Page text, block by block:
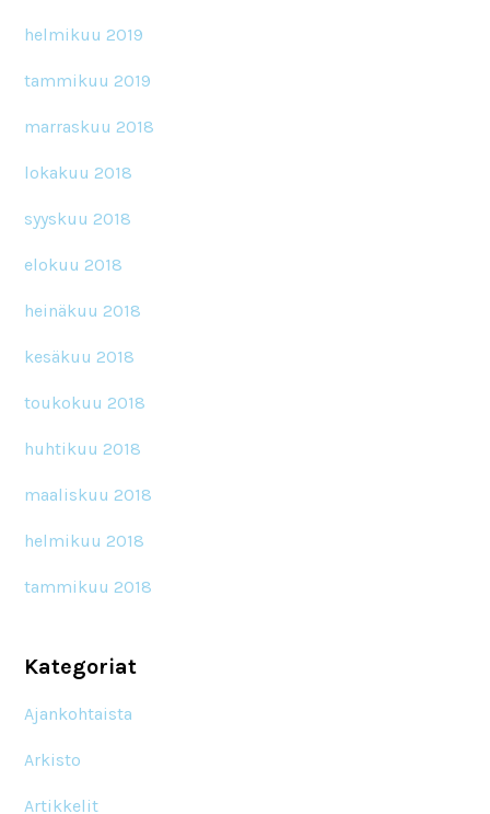
helmikuu 2019
tammikuu 2019
marraskuu 2018
lokakuu 2018
syyskuu 2018
elokuu 2018
heinäkuu 2018
kesäkuu 2018
toukokuu 2018
huhtikuu 2018
maaliskuu 2018
helmikuu 2018
tammikuu 2018
Kategoriat
Ajankohtaista
Arkisto
Artikkelit